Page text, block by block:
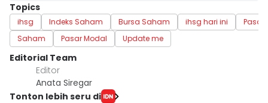
Topics
ihsg Indeks Saham Bursa Saham ihsg hari ini
Pasar
Saham
Pasar Modal Update me
Editorial Team
Editor
Anata Siregar
Tonton lebih seru di